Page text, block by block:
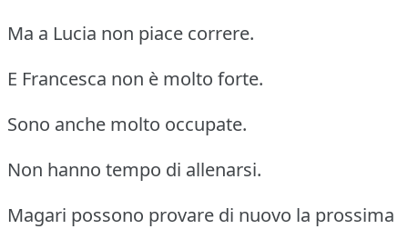
Ma a Lucia non piace correre.
E Francesca non è molto forte.
Sono anche molto occupate.
Non hanno tempo di allenarsi.
Magari possono provare di nuovo la prossima